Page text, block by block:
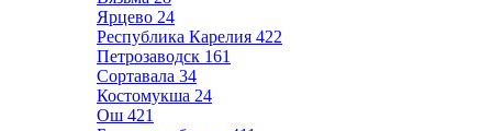
Ярцево 24
Республика Карелия 422
Петрозаводск 161
Сортавала 34
Костомукша 24
Ош 421